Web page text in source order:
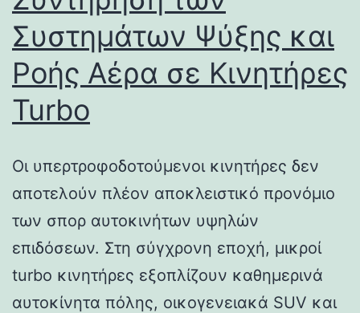
Συστημάτων Ψύξης και
Ροής Αέρα σε Κινητήρες
Turbo
Οι υπερτροφοδοτούμενοι κινητήρες δεν
αποτελούν πλέον αποκλειστικό προνόμιο
των σπορ αυτοκινήτων υψηλών
επιδόσεων. Στη σύγχρονη εποχή, μικροί
turbo κινητήρες εξοπλίζουν καθημερινά
αυτοκίνητα πόλης, οικογενειακά SUV και